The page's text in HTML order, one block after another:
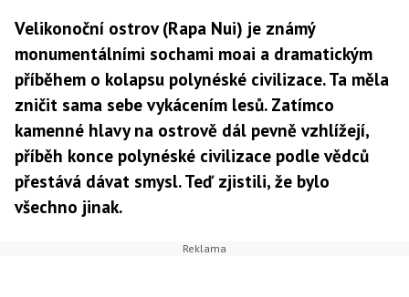
Velikonoční ostrov (Rapa Nui) je známý
monumentálními sochami moai a dramatickým
příběhem o kolapsu polynéské civilizace. Ta měla
zničit sama sebe vykácením lesů. Zatímco
kamenné hlavy na ostrově dál pevně vzhlížejí,
příběh konce polynéské civilizace podle vědců
přestává dávat smysl. Teď zjistili, že bylo
všechno jinak.